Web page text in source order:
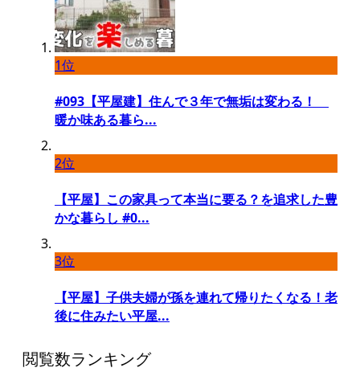
1位
#093【平屋建】住んで３年で無垢は変わる！
暖か味ある暮ら...
2位
【平屋】この家具って本当に要る？を追求した豊
かな暮らし #0...
3位
【平屋】子供夫婦が孫を連れて帰りたくなる！老
後に住みたい平屋...
閲覧数ランキング